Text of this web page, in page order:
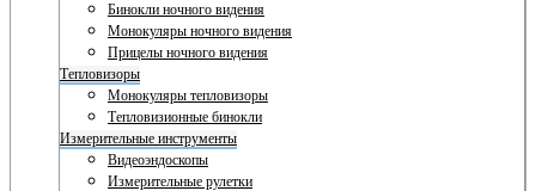
Бинокли ночного видения
Монокуляры ночного видения
Прицелы ночного видения
Тепловизоры
Монокуляры тепловизоры
Тепловизионные бинокли
Измерительные инструменты
Видеоэндоскопы
Измерительные рулетки